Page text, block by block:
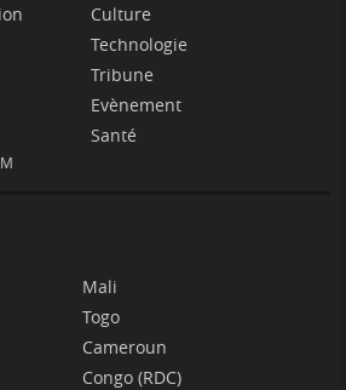
Culture
Technologie
Tribune
Evènement
Santé
Mali
Togo
Cameroun
Congo (RDC)